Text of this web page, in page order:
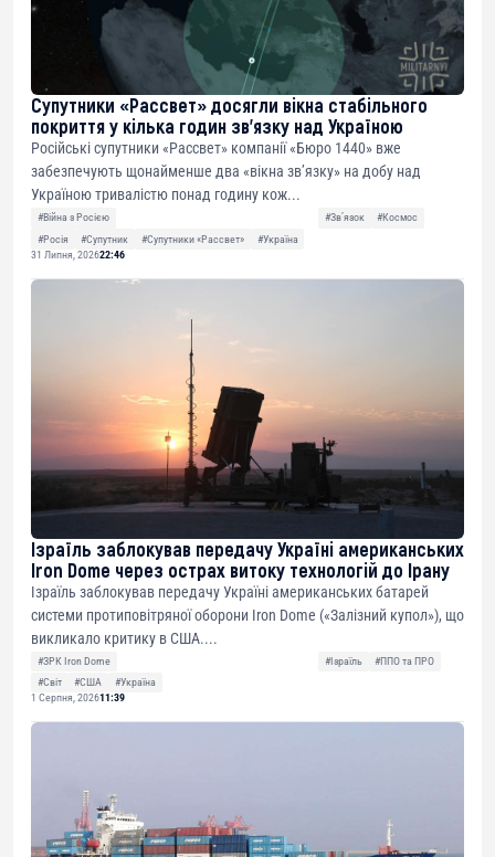
Супутники «Рассвет» досягли вікна стабільного
покриття у кілька годин зв’язку над Україною
Російські супутники «Рассвет» компанії «Бюро 1440» вже
забезпечують щонайменше два «вікна зв’язку» на добу над
Україною тривалістю понад годину кож...
#Війна з Росією #Звʼязок
#Космос
#Росія
#Супутник #Супутники «Рассвет»
#Україна
31 Липня, 202622:46
Ізраїль заблокував передачу Україні американських
Iron Dome через острах витоку технологій до Ірану
Ізраїль заблокував передачу Україні американських батарей
системи протиповітряної оборони Iron Dome («Залізний купол»), що
викликало критику в США....
#ЗРК Iron Dome #Ізраїль
#ППО та ПРО
#Світ
#США
#Україна
1 Серпня, 202611:39